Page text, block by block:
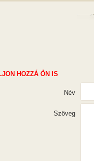
HOZZÁ ÖN IS
Név
Szöveg